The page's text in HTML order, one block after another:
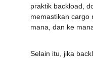
praktik backload,
memastikan cargo
mana, dan ke
Selain itu, jika